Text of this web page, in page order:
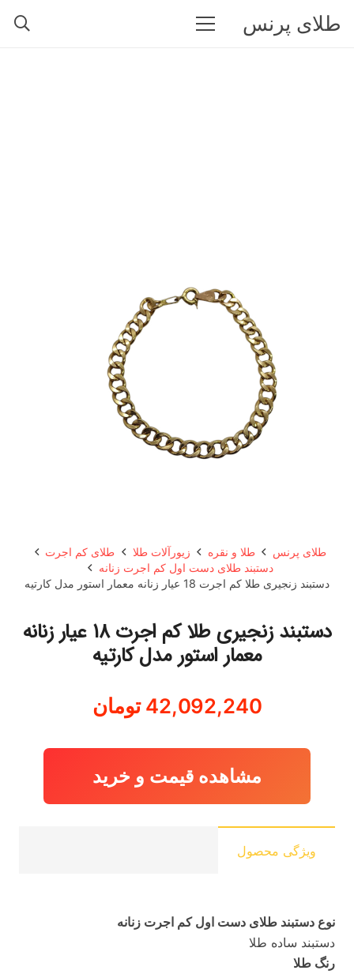
طلای پرنس
طلای پرنس طلا و نقره زیورآلات طلا
طلای کم اجرت
دستبند طلای دست اول کم اجرت زنانه
دستبند زنجیری طلا کم اجرت 18 عیار زنانه معمار استور مدل کارتیه
دستبند زنجیری طلا کم اجرت 18 عیار زنانه
معمار استور مدل کارتیه
42,092,240 تومان
مشاهده قیمت و خرید
ویژگی محصول
نوع دستبند طلای دست اول کم اجرت زنانه
دستبند ساده طلا
رنگ طلا